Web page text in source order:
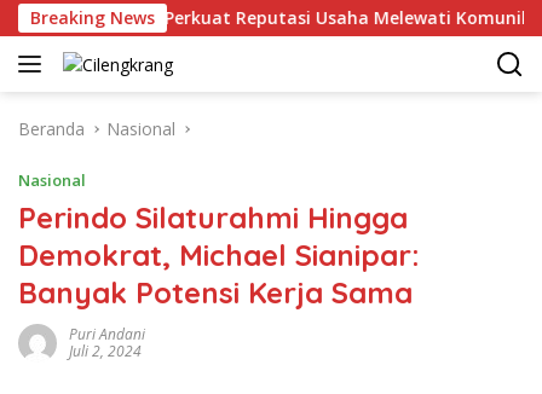
Langsung
ke
konten
Breaking News
MHU Perkuat Reputasi Usaha Melewati Komunikasi
Beranda Nasional
Nasional
Perindo Silaturahmi Hingga
Demokrat, Michael Sianipar:
Banyak Potensi Kerja Sama
Puri Andani
Juli 2, 2024